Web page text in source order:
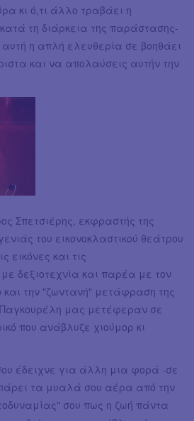
κι ό,τι άλλο τραβάει η
τη διάρκεια της παράστασης-
αυτή η απλή ελευθερία σε βοηθάει
και να απολαύσεις αυτήν την
Σπετσιέρης, εκφραστής της
του εικονοκλαστικού θεάτρου
εικόνες και τις
δεξιοτεχνία και παρέα με τον
την "ζωντανή" μετάφραση της
μας μετέφεραν σε
που ανάβλυζε χιούμορ κι
έδειχνε για άλλη μια φορά -σε
τα μυαλά σου αέρα από την
σου πως η ζωή πάντα